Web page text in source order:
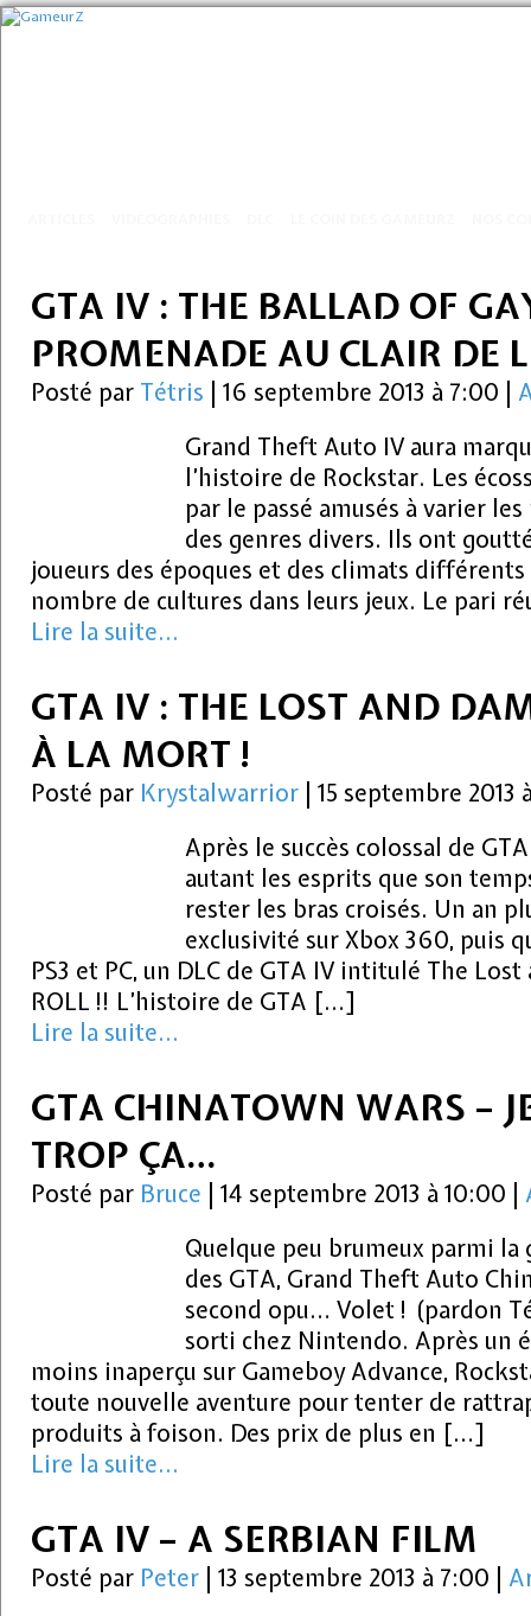
GTA IV : THE BALLAD OF
PROMENADE AU CLAIR DE
Posté par Tétris 16 septembre 2013 à 7:00
Grand Theft Auto IV aura
l’histoire de Rockstar. Les
par le passé amusés à varier
des genres divers. Ils ont
joueurs des époques et des climats
nombre de cultures dans leurs jeux. Le pari
Lire la suite...
GTA IV : THE LOST AND
À LA MORT !
Posté par Krystalwarrior
15 septembre 2013
Après le succès colossal de
autant les esprits que son
rester les bras croisés. Un an
exclusivité sur Xbox 360, puis
PS3 et PC, un DLC de GTA IV intitulé The
ROLL !! L’histoire de GTA […]
Lire la suite...
GTA CHINATOWN WARS –
TROP ÇA…
Posté par Bruce 14 septembre 2013 à 10:00
Quelque peu brumeux parmi
des GTA, Grand Theft Auto
second opu… Volet ! (pardon
sorti chez Nintendo. Après un
moins inaperçu sur Gameboy Advance,
toute nouvelle aventure pour tenter de
produits à foison. Des prix de plus en […]
Lire la suite...
GTA IV – A SERBIAN FILM
Posté par Peter 13 septembre 2013 à 7:00